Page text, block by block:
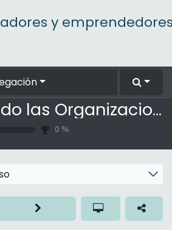
y
Reinventando las Organizaciones
0 %